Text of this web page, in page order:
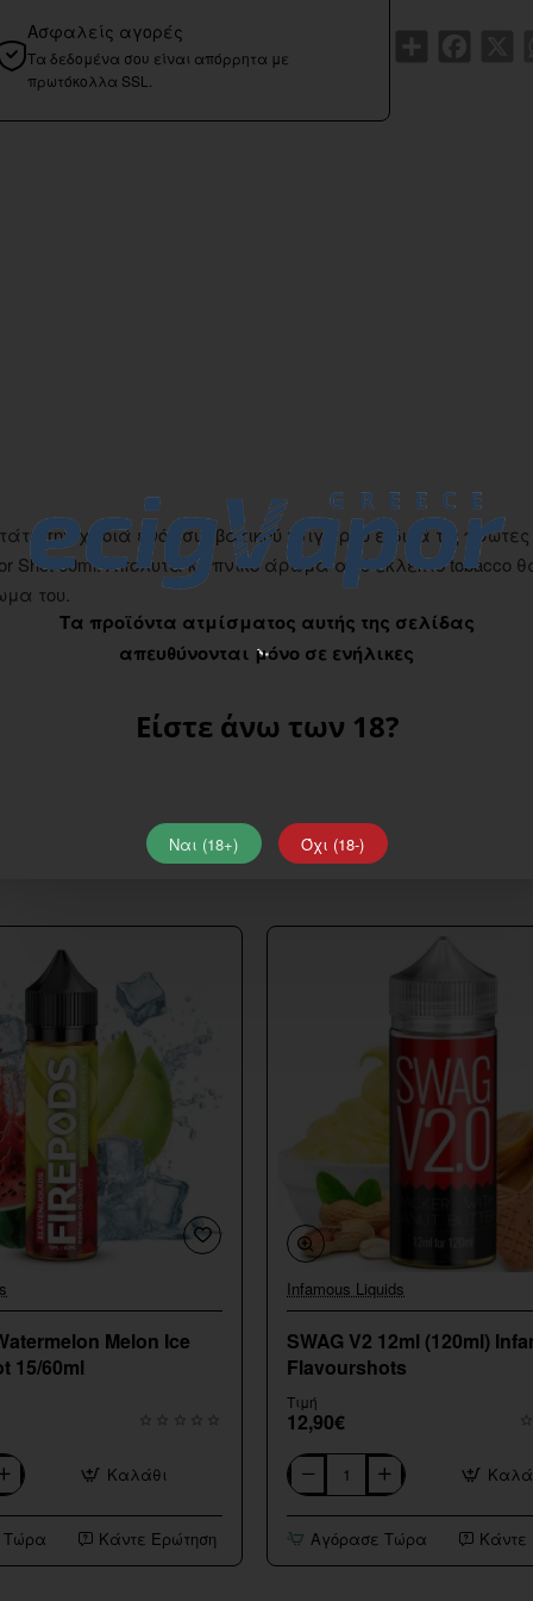
Τα προϊόντα ατμίσματος αυτής της σελίδας
απευθύνονται μόνο σε ενήλικες
Είστε άνω των 18?
Ναι (18+) Όχι (18-)
Ασφαλείς αγορές
Τα δεδομένα σου είναι απόρρητα με
πρωτόκολλα SSL.
την χροιά ενός συμβατικού τσιγάρου ειδικά τις πρώτες
Shot 60ml. Απολυτά καπνικό άρωμα από εκλεκτό tobacco
του.
Melon Ice
15/60ml
Καλάθι
Τώρα Κάντε Ερώτηση
Infamous Liquids
SWAG V2 12ml (120ml)
Flavourshots
Τιμή
12,90€
SWAG
V2
12ml
(120ml)Αγόρασε Τώρα Κάντε